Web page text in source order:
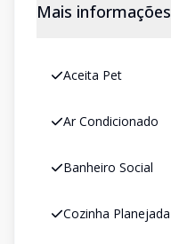
Mais informações
Aceita Pet
Ar Condicionado
Banheiro Social
Cozinha Planejada